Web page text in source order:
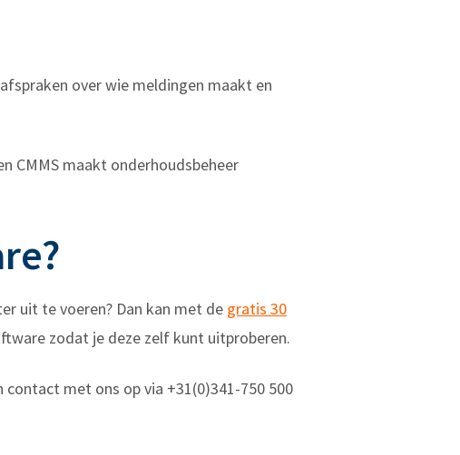
over wie meldingen maakt en
CMMS maakt onderhoudsbeheer
uit te voeren? Dan kan met de gratis 30
zodat je deze zelf kunt uitproberen.
met ons op via +31(0)341-750 500